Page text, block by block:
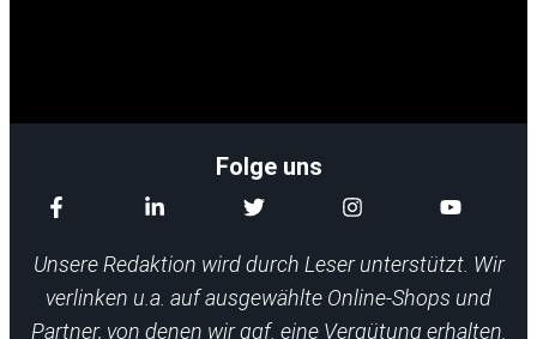
Folge uns
Unsere Redaktion wird durch Leser unterstützt. Wir
verlinken u.a. auf ausgewählte Online-Shops und
Partner, von denen wir ggf. eine Vergütung erhalten.